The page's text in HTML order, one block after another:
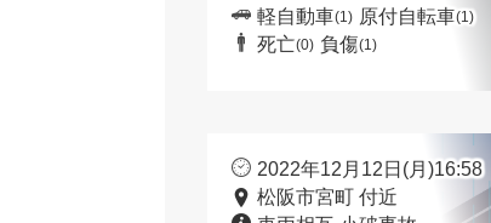
軽自動車(1) 原付自転車(1)
死亡(0) 負傷(1)
2022年12月12日(月)16:58
松阪市宮町 付近